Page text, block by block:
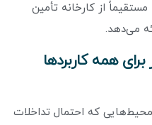
از کارخانه تأمین
می‌دهد.
همه کاربردها
که احتمال تداخلات